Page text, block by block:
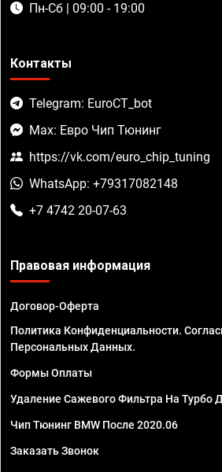
Пн-Сб | 09:00 - 19:00
Контакты
Telegram: EuroCT_bot
Max: Евро Чип Тюнинг
https://vk.com/euro_chip_tuning
WhatsApp: +79317082148
+7 4742 20-07-63
Правовая информация
Договор-Оферта
Политика Конфиденциальности.
Персональных Данных.
Формы Оплаты
Удаление Сажевого Фильтра На Турбо
Чип Тюнинг BMW После 2020.06
Заказать Звонок